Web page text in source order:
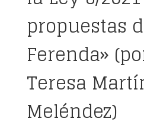
propuestas
Ferenda»
Teresa
Meléndez)